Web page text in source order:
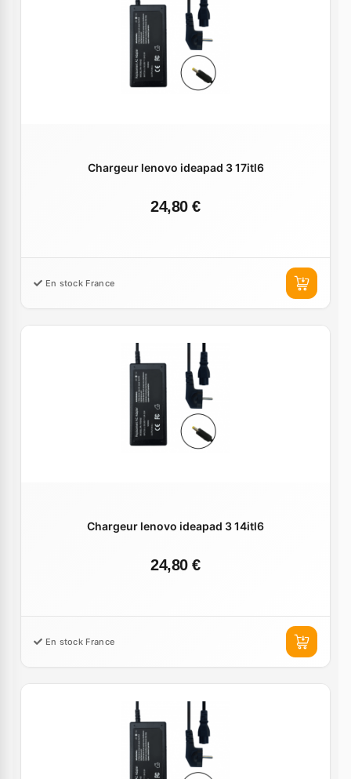
Chargeur lenovo ideapad 3 17itl6
24,80 €
En stock France
Chargeur lenovo ideapad 3 14itl6
24,80 €
En stock France